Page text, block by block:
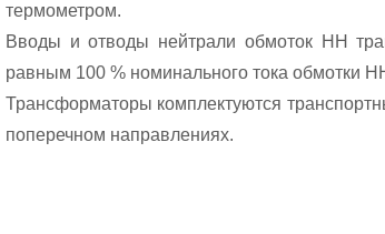
термометром.
Вводы и отводы нейтрали обмоток НН
равным 100 % номинального тока обмотки
Трансформаторы комплектуются
поперечном направлениях.